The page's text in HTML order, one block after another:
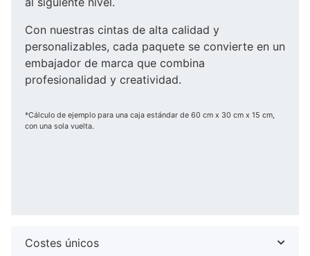
Con nuestras cintas de alta calidad y
personalizables, cada paquete se convierte en un
embajador de marca que combina
profesionalidad y creatividad.
*Cálculo de ejemplo para una caja estándar de 60 cm x 30 cm x 15 cm,
con una sola vuelta.
Costes únicos